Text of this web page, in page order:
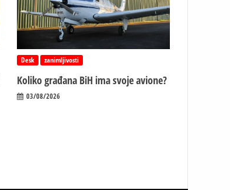
Desk zanimljivosti
Koliko građana BiH ima svoje avione?
03/08/2026